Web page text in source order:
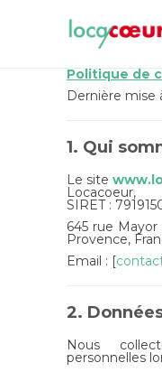
Politique de
Dernière mise
1. Qui
Le site
Locacoeur,
SIRET :
645 rue
Provence,
Email : [
2.
Nous
personnelles